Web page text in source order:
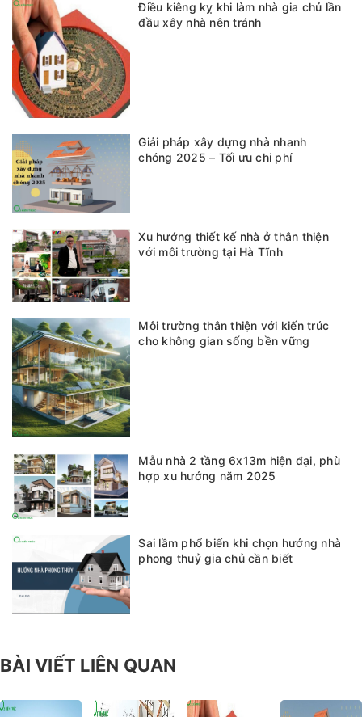
Điều kiêng kỵ khi làm nhà gia chủ lần
đầu xây nhà nên tránh
Giải pháp xây dựng nhà nhanh
chóng 2025 – Tối ưu chi phí
Xu hướng thiết kế nhà ở thân thiện
với môi trường tại Hà Tĩnh
Môi trường thân thiện với kiến trúc
cho không gian sống bền vững
Mẫu nhà 2 tầng 6x13m hiện đại, phù
hợp xu hướng năm 2025
Sai lầm phổ biến khi chọn hướng nhà
phong thuỷ gia chủ cần biết
BÀI VIẾT LIÊN QUAN